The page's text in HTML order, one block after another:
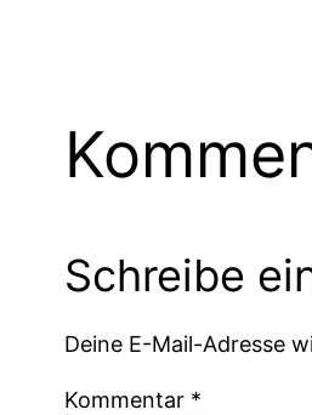
Schreibe
Deine E-Mail-Adresse
Kommentar *